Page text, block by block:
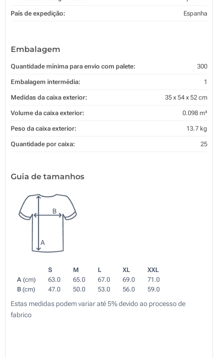
País de expedição: Espanha
Embalagem
Quantidade mínima para envio com palete: 300
Embalagem intermédia: 1
Medidas da caixa exterior: 35 x 54 x 52 cm
Volume da caixa exterior: 0.098 m³
Peso da caixa exterior: 13.7 kg
Quantidade por caixa: 25
Guia de tamanhos
S M L XL
XXL
A (cm) 63.0 65.0 67.0 69.0
71.0
B (cm) 47.0 50.0 53.0 56.0 59.0
Estas medidas podem variar até 5% devido ao processo de
fabrico